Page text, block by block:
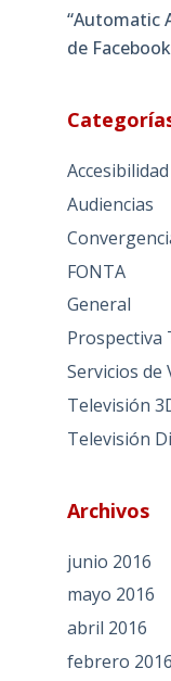
“Automatic
de
Accesibilidad
Audiencias
FONTA
General
Prospectiva
Servicios de
Televisión
Televisión
Archivos
junio 2016
mayo 2016
abril 2016
febrero 2016